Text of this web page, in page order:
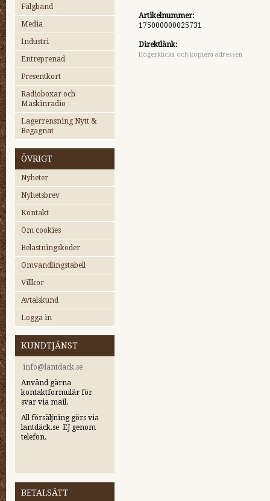
Fälgband
Media
Industri
Entreprenad
Presentkort
Radioboxar och
Maskinradio
Lagerrensning Nytt &
Begagnat
ÖVRIGT
Nyheter
Nyhetsbrev
Kontakt
Om cookies
Belastningskoder
Omvandlingstabell
Villkor
Avtalskund
Logga in
KUNDTJÄNST
info@lantdack.se
Använd gärna
kontaktformulär för
svar via mail.
All försäljning görs via
lantdäck.se EJ genom
telefon.
BETALSÄTT
Artikelnummer:
175000000025731
Direktlänk:
Högerklicka och kopiera adressen